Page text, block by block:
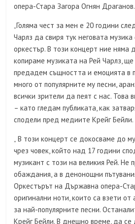
опера-Стара Загора Огнян Драганов.
„Голяма чест за мен е 20 години
Чарлз да свиря тук неговата
оркестър. В този концерт ние няма
копираме музиката на Рей Чарлз,
предадем същността и емоцията в
много от популярните му песни,
всички зрители да пеят с нас. Това
– като гледам публиката, как
сподели пред медиите Крейг Бейли.
„ В този концерт се докосваме до
чрез човек, който над 17 години
музикант с този на великия Рей. Не
обаждания, а в денонощни
Оркестърът на Държавна опера-
оригинални ноти, които са взети от
за най-популярните песни.
Крейг Бейли. В днешно време, да